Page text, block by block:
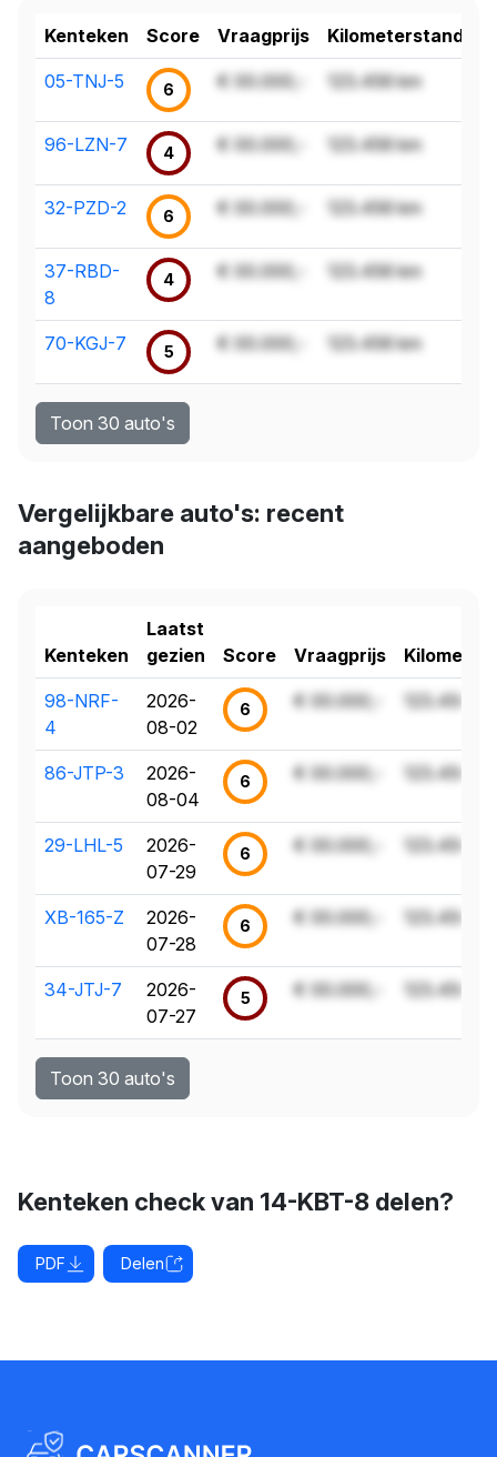
Kenteken Score Vraagprijs Kilometerstand
05-TNJ-5 6 € 00.000,- 123.456 km
96-LZN-7 4 € 00.000,- 123.456 km
32-PZD-2 6 € 00.000,- 123.456 km
37-RBD-
8
4 € 00.000,- 123.456 km
70-KGJ-7 5 € 00.000,- 123.456 km
Toon 30 auto's
Vergelijkbare auto's: recent
aangeboden
Kenteken
Laatst
gezien
Score Vraagprijs
98-NRF-
4
2026-
08-02
6 € 00.000,- 123.456 km
86-JTP-3
2026-
08-04
6 € 00.000,- 123.456 km
29-LHL-5
2026-
07-29
6 € 00.000,- 123.456 km
XB-165-Z
2026-
07-28
6 € 00.000,- 123.456 km
34-JTJ-7
2026-
07-27
5 € 00.000,- 123.456 km
Toon 30 auto's
Kenteken check van 14-KBT-8 delen?
PDF Delen